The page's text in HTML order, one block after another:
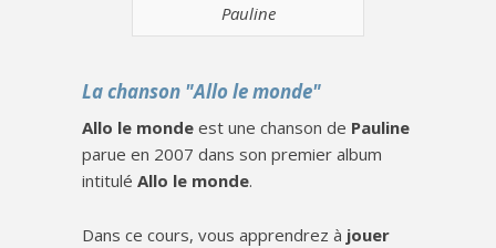
Pauline
La chanson "Allo le monde"
Allo le monde est une chanson de Pauline
parue en 2007 dans son premier album
intitulé Allo le monde.
Dans ce cours, vous apprendrez à jouer